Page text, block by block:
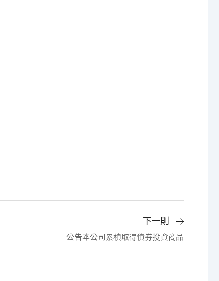
下一則
公告本公司累積取得債券投資商品